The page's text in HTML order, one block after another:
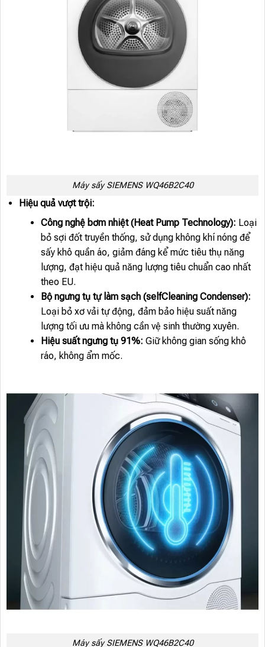
Máy sấy SIEMENS WQ46B2C40
Hiệu quả vượt trội:
Công nghệ bơm nhiệt (Heat Pump Technology): Loại
bỏ sợi đốt truyền thống, sử dụng không khí nóng để
sấy khô quần áo, giảm đáng kể mức tiêu thụ năng
lượng, đạt hiệu quả năng lượng tiêu chuẩn cao nhất
theo EU.
Bộ ngưng tụ tự làm sạch (selfCleaning Condenser):
Loại bỏ xơ vải tự động, đảm bảo hiệu suất năng
lượng tối ưu mà không cần vệ sinh thường xuyên.
Hiệu suất ngưng tụ 91%: Giữ không gian sống khô
ráo, không ẩm mốc.
Máy sấy SIEMENS WQ46B2C40